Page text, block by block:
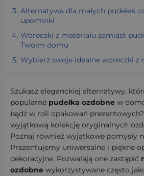
Alternatywa dla małych pudełek
upominki
Woreczki z materiału zamiast
Twoim domu
Wybierz swoje idealne woreczki z
Szukasz eleganckiej alternatywy,
popularne pudełka ozdobne w
bądź w roli opakowań
wyjątkową kolekcję oryginalnych
Poznaj również wyjątkowe pomysły
Prezentujemy uniwersalne i piękne
dekoracyjne. Pozwalają one zastąpić
ozdobne wykorzystywane często